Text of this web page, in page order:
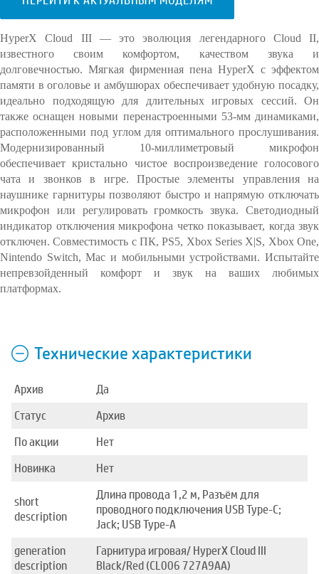
HyperX Cloud III — это эволюция легендарного Cloud II,
известного своим комфортом, качеством звука и
долговечностью. Мягкая фирменная пена HyperX с эффектом
памяти в оголовье и амбушюрах обеспечивает удобную посадку,
идеально подходящую для длительных игровых сессий. Он
также оснащен новыми перенастроенными 53-мм динамиками,
расположенными под углом для оптимального прослушивания.
Модернизированный 10-миллиметровый микрофон
обеспечивает кристально чистое воспроизведение голосового
чата и звонков в игре. Простые элементы управления на
наушнике гарнитуры позволяют быстро и напрямую отключать
микрофон или регулировать громкость звука. Светодиодный
индикатор отключения микрофона четко показывает, когда звук
отключен. Совместимость с ПК, PS5, Xbox Series X|S, Xbox One,
Nintendo Switch, Mac и мобильными устройствами. Испытайте
непревзойденный комфорт и звук на ваших любимых
платформах.
Технические характеристики
Архив
Да
Статус
Архив
По акции
Нет
Новинка
Нет
short
description
Длина провода 1,2 м, Разъём для
проводного подключения USB Type-C;
Jack; USB Type-A
generation
description
Гарнитура игровая/ HyperX Cloud III
Black/Red (CL006 727A9AA)